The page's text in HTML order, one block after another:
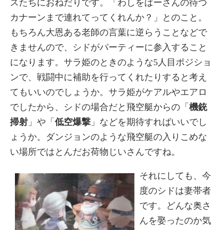
スたちにおねだりです。「わしをばーさんの待つ
カナーンまで連れてってくれんか？」とのこと。
もちろん大恩ある老師の言葉に逆らうことなどで
きませんので、シドがパーティーに参入すること
になります。サラ姫のときのような5人目ポジショ
ンで、戦闘中に補助を行ってくれたりすると考え
てもいいのでしょうか。サラ姫がケアルやエアロ
でしたから、シドの場合だと飛空艇からの「 機銃
掃射 」や「 低空爆撃 」などを期待すればいいでし
ょうか。ダンジョンのような飛空艇の入りこめな
い場所ではとんだお荷物じいさんですね。
それにしても、今
度のシドは妻帯者
です。どんな奥さ
んを娶ったのか気